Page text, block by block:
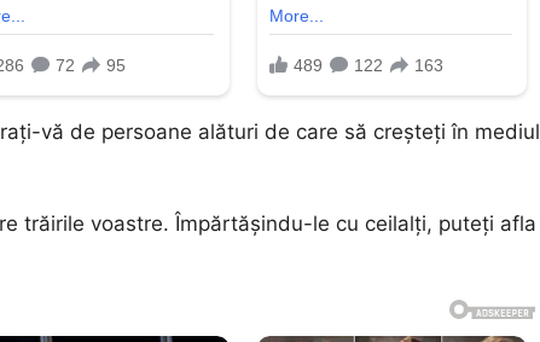
vă de persoane alături de care să creșteți în mediul
trăirile voastre. Împărtășindu-le cu ceilalți, puteți afla